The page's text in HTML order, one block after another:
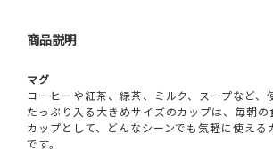
商品説明
マグ
コーヒーや紅茶、緑茶、ミルク、スープなど、
たっぷり入る大きめサイズのカップは、毎朝
カップとして、どんなシーンでも気軽に使える
です。